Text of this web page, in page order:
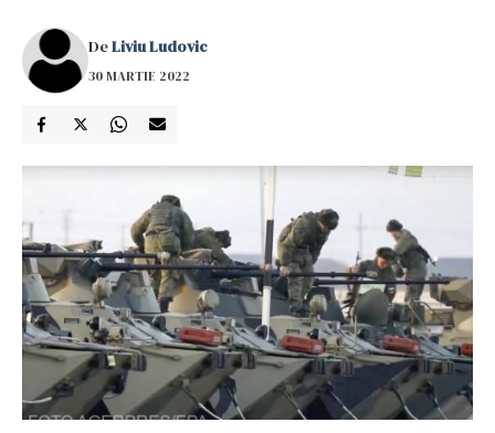
DeLiviu Ludovic
30 MARTIE 2022